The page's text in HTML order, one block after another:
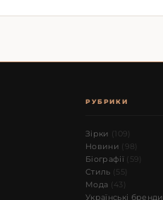
РУБРИКИ
Зірки (109)
Новини (98)
Біографії (59)
Стиль (55)
Мода (43)
Українські бренди